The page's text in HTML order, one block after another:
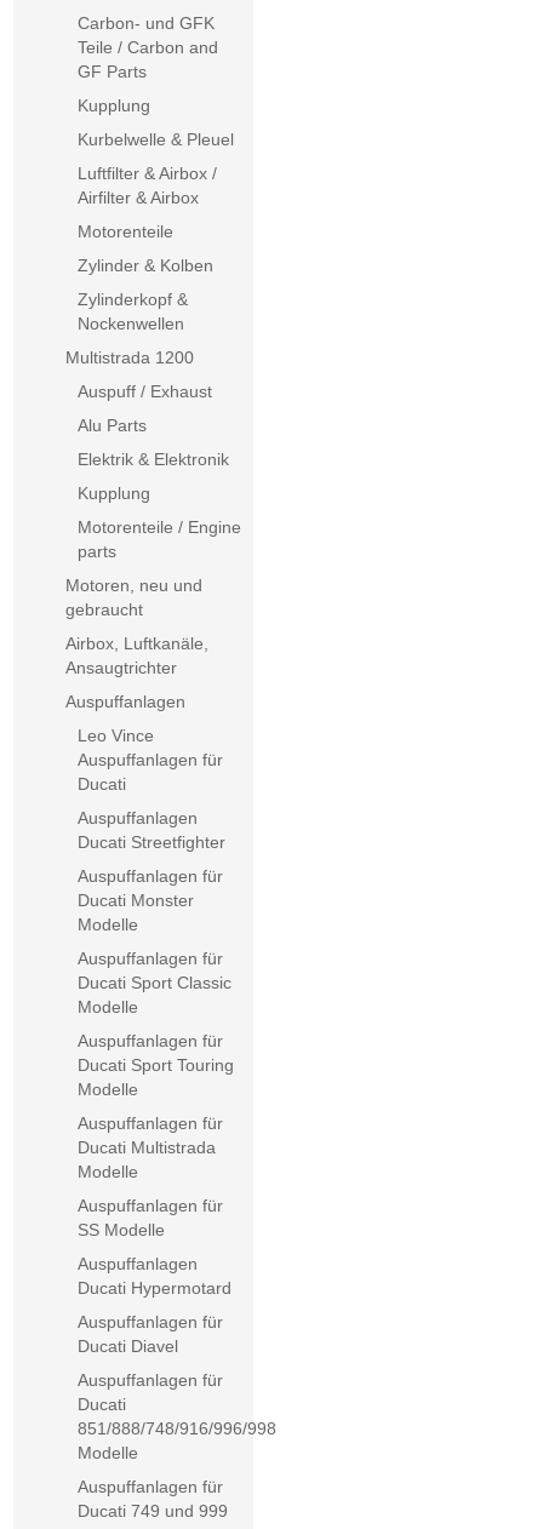
Carbon- und GFK
Teile / Carbon and
GF Parts
Kupplung
Kurbelwelle & Pleuel
Luftfilter & Airbox /
Airfilter & Airbox
Motorenteile
Zylinder & Kolben
Zylinderkopf &
Nockenwellen
Multistrada 1200
Auspuff / Exhaust
Alu Parts
Elektrik & Elektronik
Kupplung
Motorenteile / Engine
parts
Motoren, neu und
gebraucht
Airbox, Luftkanäle,
Ansaugtrichter
Auspuffanlagen
Leo Vince
Auspuffanlagen für
Ducati
Auspuffanlagen
Ducati Streetfighter
Auspuffanlagen für
Ducati Monster
Modelle
Auspuffanlagen für
Ducati Sport Classic
Modelle
Auspuffanlagen für
Ducati Sport Touring
Modelle
Auspuffanlagen für
Ducati Multistrada
Modelle
Auspuffanlagen für
SS Modelle
Auspuffanlagen
Ducati Hypermotard
Auspuffanlagen für
Ducati Diavel
Auspuffanlagen für
Ducati
851/888/748/916/996/998
Modelle
Auspuffanlagen für
Ducati 749 und 999